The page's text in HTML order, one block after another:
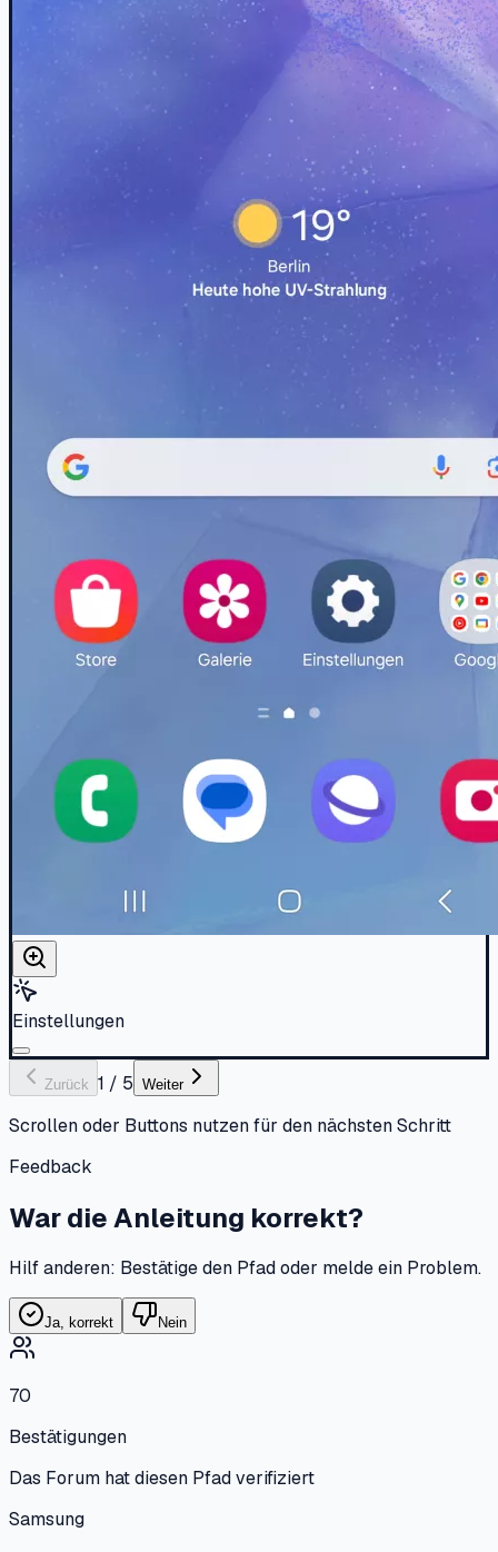
Einstellungen
Zurück 1 / 5 Weiter
Scrollen oder Buttons nutzen für den nächsten Schritt
Feedback
War die Anleitung korrekt?
Hilf anderen: Bestätige den Pfad oder melde ein Problem.
Ja, korrekt Nein
70
Bestätigungen
Das Forum hat diesen Pfad verifiziert
Samsung